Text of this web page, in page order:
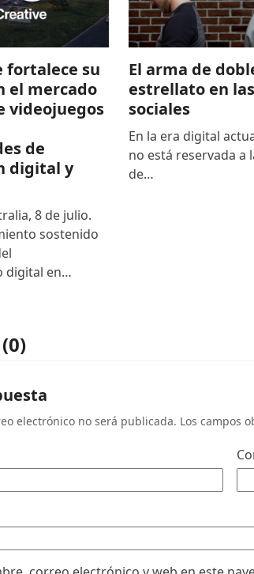
fortalece su
el mercado
videojuegos
de
digital y
8 de julio.
sostenido
digital en…
El arma de
estrellato en
sociales
En la era digital
no está reservada a
de…
electrónico no será publicada. Los campos